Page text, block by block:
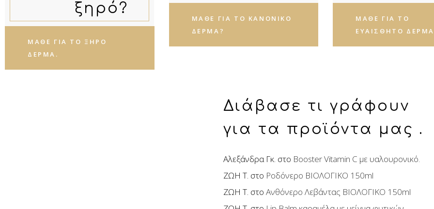
ξηρό?
ΜΆΘΕ ΓΙΑ ΤΟ ΞΗΡΌ
ΔΈΡΜΑ.
ΜΆΘΕ ΓΙΑ ΤΟ ΚΑΝΟΝΙΚΌ
ΔΈΡΜΑ?
ΜΆΘΕ ΓΙΑ ΤΟ
ΕΥΑΊΣΘΗΤΟ
Διάβασε τι γράφουν
για τα προϊόντα μας .
Αλεξάνδρα Γκ. στο Booster Vitamin C με υαλουρονικό.
ΖΩΗ Τ. στο Ροδόνερο ΒΙΟΛΟΓΙΚΟ 150ml
ΖΩΗ Τ. στοΑνθόνερο Λεβάντας ΒΙΟΛΟΓΙΚΟ 150ml